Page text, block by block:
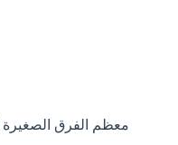
معظم الفرق الصغيرة